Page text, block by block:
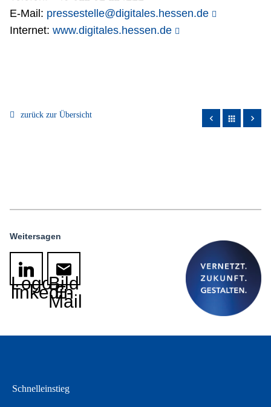
E-Mail: pressestelle@digitales.hessen.de
Internet: www.digitales.hessen.de
zurück zur Übersicht apps
Weitersagen
Logo
linkedin
Bild
E-
Mail
Schnelleinstieg